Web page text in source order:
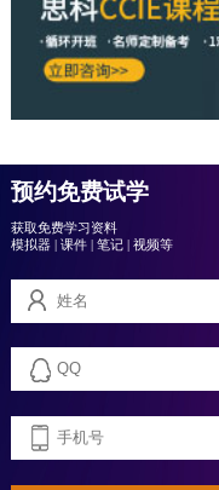
预约免费试学
获取免费学习资料
模拟器| 课件| 笔记| 视频等